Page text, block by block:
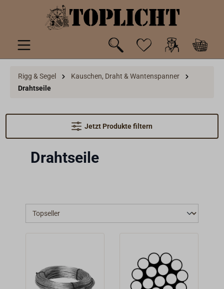
springen
Rigg & Segel
Kauschen, Draht & Wantenspanner
Drahtseile
Jetzt Produkte filtern
Drahtseile